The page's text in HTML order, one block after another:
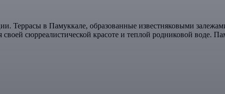
Террасы в Памуккале, образованные известняковыми
сюрреалистической красоте и теплой родниковой воде.